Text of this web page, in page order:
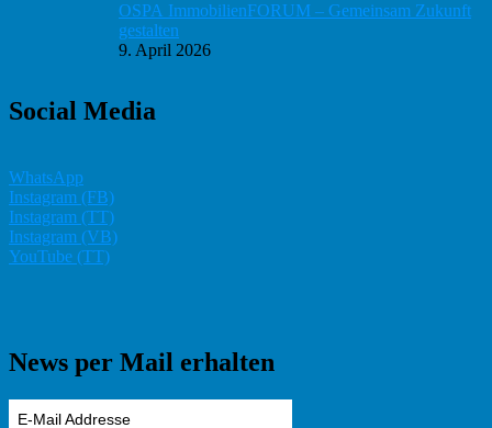
OSPA ImmobilienFORUM – Gemeinsam Zukunft
gestalten
9. April 2026
Social Media
WhatsApp
Instagram (FB)
Instagram (TT)
Instagram (VB)
YouTube (TT)
News per Mail erhalten
E-Mail Addresse